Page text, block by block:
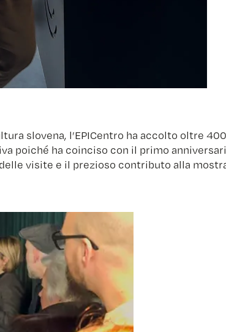
slovena, l’EPICentro ha accolto oltre
poiché ha coinciso con il primo
visite e il prezioso contributo alla